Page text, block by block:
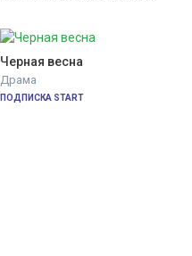
Черная весна
Драма
ПОДПИСКА START